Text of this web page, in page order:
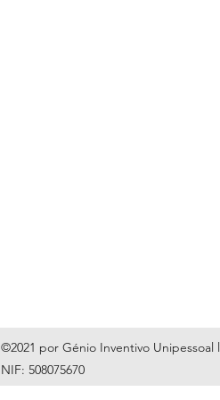
©2021 por Génio Inventivo Unipessoal
NIF: 508075670